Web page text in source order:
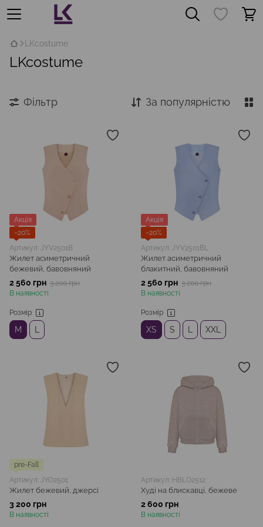
LKcostume
LKcostume
Фільтр За популярністю
Акція
−20%
Артикул: JYV2501B
Жилет асиметричний
бежевий, бавовняний
2 560 грн 3 200 грн
В наявності
Розмір
M
Акція
−20%
Артикул: JYV2501BL
Жилет асиметричний
блакитний, бавовняний
2 560 грн 3 200 грн
В наявності
Розмір
XS S XXL
pre-Fall
Артикул: JYO2501
Жилет бежевий, джерсі
3 200 грн
В наявності
Артикул: HBLO2512
Худі на блискавці, бежеве
2 600 грн
В наявності